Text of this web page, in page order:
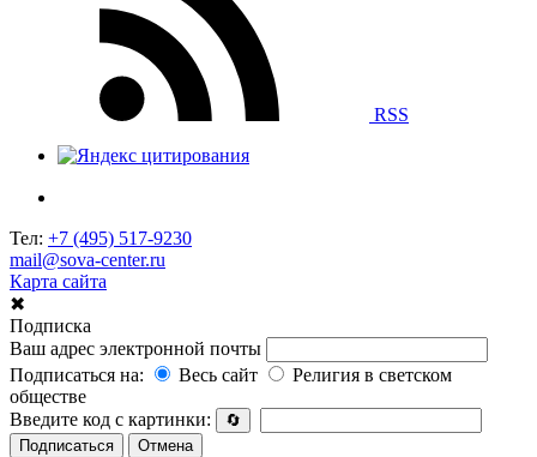
RSS
Тел: +7 (495) 517-9230
mail@sova-center.ru
Карта сайта
✖
Подписка
Ваш адрес электронной почты
Подписаться на:
Весь сайт
Религия в светском
обществе
Введите код с картинки:
🔄
Подписаться
Отмена